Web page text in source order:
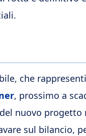
che
, prossimo a
nuovo progetto
sul bilancio,